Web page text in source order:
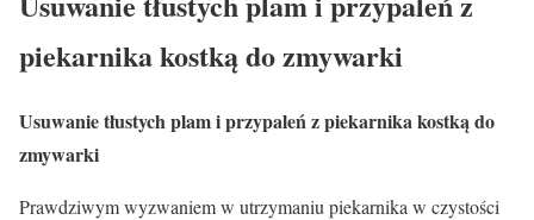
piekarnika kostką do zmywarki
Usuwanie tłustych plam i przypaleń z piekarnika kostką do
zmywarki
Prawdziwym wyzwaniem w utrzymaniu piekarnika w czystości